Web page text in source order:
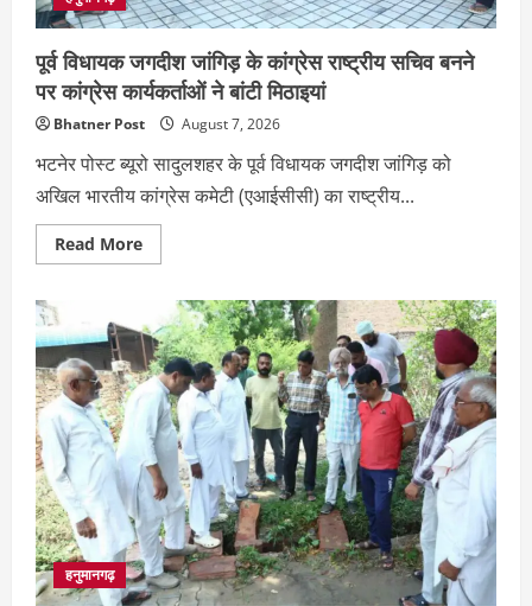
पूर्व विधायक जगदीश जांगिड़ के कांग्रेस राष्ट्रीय सचिव बनने
पर कांग्रेस कार्यकर्ताओं ने बांटी मिठाइयां
Bhatner Post August 7, 2026
भटनेर पोस्ट ब्यूरो सादुलशहर के पूर्व विधायक जगदीश जांगिड़ को
अखिल भारतीय कांग्रेस कमेटी (एआईसीसी) का राष्ट्रीय...
Read MoreRead
more
विधायक
जगदीश
जांगिड़
के
कांग्रेस
राष्ट्रीय
सचिव
बनने
पर
कांग्रेस
कार्यकर्ताओं
बांटी
मिठाइयां
हनुमानगढ़